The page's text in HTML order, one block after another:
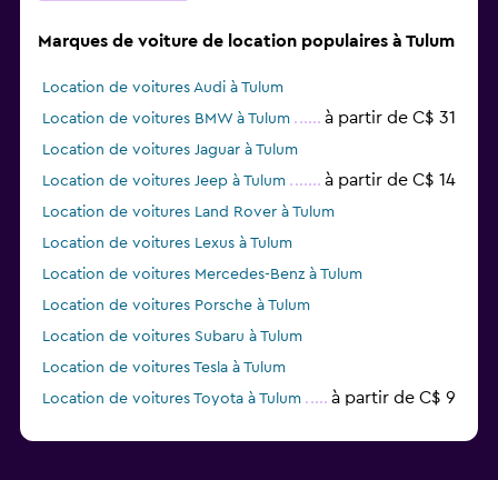
Marques de voiture de location populaires à Tulum
Location de voitures Audi à Tulum
Location de voitures BMW à Tulum
à partir de C$ 31
Location de voitures Jaguar à Tulum
Location de voitures Jeep à Tulum
à partir de C$ 14
Location de voitures Land Rover à Tulum
Location de voitures Lexus à Tulum
Location de voitures Mercedes-Benz à Tulum
Location de voitures Porsche à Tulum
Location de voitures Subaru à Tulum
Location de voitures Tesla à Tulum
Location de voitures Toyota à Tulum
à partir de C$ 9